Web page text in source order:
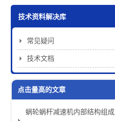
技术资料解决库
常见疑问
技术文档
点击量高的文章
蜗轮蜗杆减速机内部结构组